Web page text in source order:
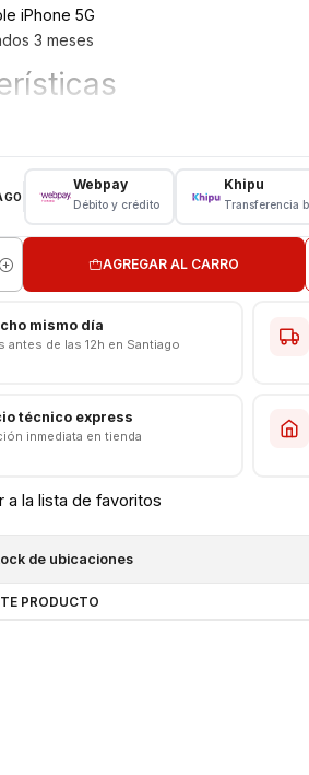
iPhone 5G
3 meses
Wifi
de instalación
Webpay
Débito y crédito
Khipu
Transferencia
AGREGAR AL CARRO
mismo día
antes de las 12h en Santiago
técnico express
inmediata en tienda
a la lista de favoritos
de ubicaciones
PRODUCTO